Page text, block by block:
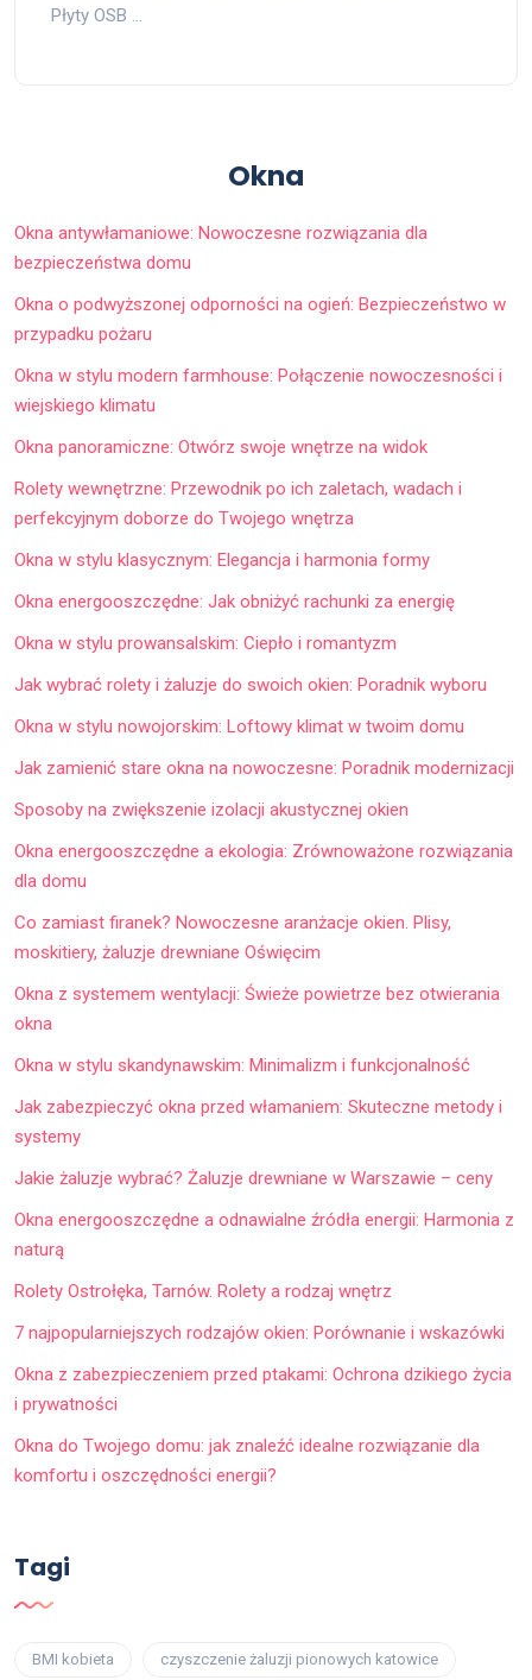
Płyty OSB …
Okna
Okna antywłamaniowe: Nowoczesne rozwiązania dla
bezpieczeństwa domu
Okna o podwyższonej odporności na ogień: Bezpieczeństwo w
przypadku pożaru
Okna w stylu modern farmhouse: Połączenie nowoczesności i
wiejskiego klimatu
Okna panoramiczne: Otwórz swoje wnętrze na widok
Rolety wewnętrzne: Przewodnik po ich zaletach, wadach i
perfekcyjnym doborze do Twojego wnętrza
Okna w stylu klasycznym: Elegancja i harmonia formy
Okna energooszczędne: Jak obniżyć rachunki za energię
Okna w stylu prowansalskim: Ciepło i romantyzm
Jak wybrać rolety i żaluzje do swoich okien: Poradnik wyboru
Okna w stylu nowojorskim: Loftowy klimat w twoim domu
Jak zamienić stare okna na nowoczesne: Poradnik modernizacji
Sposoby na zwiększenie izolacji akustycznej okien
Okna energooszczędne a ekologia: Zrównoważone rozwiązania
dla domu
Co zamiast firanek? Nowoczesne aranżacje okien. Plisy,
moskitiery, żaluzje drewniane Oświęcim
Okna z systemem wentylacji: Świeże powietrze bez otwierania
okna
Okna w stylu skandynawskim: Minimalizm i funkcjonalność
Jak zabezpieczyć okna przed włamaniem: Skuteczne metody i
systemy
Jakie żaluzje wybrać? Żaluzje drewniane w Warszawie – ceny
Okna energooszczędne a odnawialne źródła energii: Harmonia z
naturą
Rolety Ostrołęka, Tarnów. Rolety a rodzaj wnętrz
7 najpopularniejszych rodzajów okien: Porównanie i wskazówki
Okna z zabezpieczeniem przed ptakami: Ochrona dzikiego życia
i prywatności
Okna do Twojego domu: jak znaleźć idealne rozwiązanie dla
komfortu i oszczędności energii?
Tagi
BMI kobieta czyszczenie żaluzji pionowych katowice